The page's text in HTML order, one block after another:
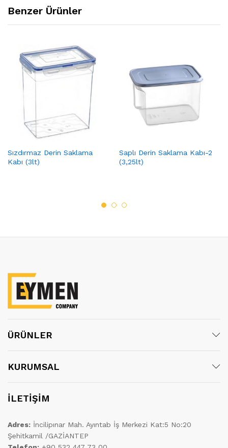
Benzer Ürünler
Sızdırmaz Derin Saklama
Kabı (3lt)
Saplı Derin Saklama Kabı-2
(3,25lt)
ÜRÜNLER
KURUMSAL
İLETİŞİM
Adres: İncilipınar Mah. Ayıntab İş Merkezi Kat:5 No:20
Şehitkamil /GAZİANTEP